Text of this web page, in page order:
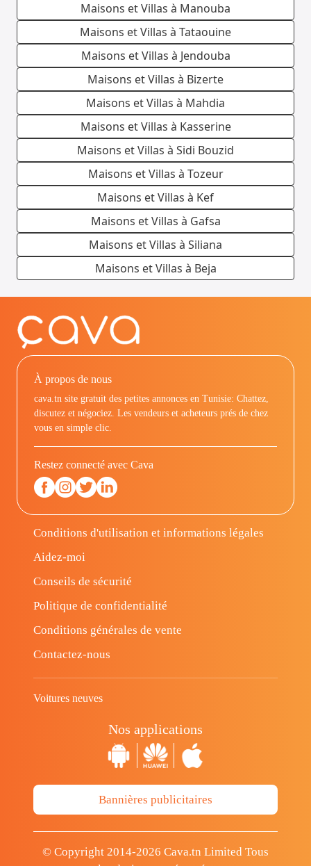
Maisons et Villas à Manouba
Maisons et Villas à Tataouine
Maisons et Villas à Jendouba
Maisons et Villas à Bizerte
Maisons et Villas à Mahdia
Maisons et Villas à Kasserine
Maisons et Villas à Sidi Bouzid
Maisons et Villas à Tozeur
Maisons et Villas à Kef
Maisons et Villas à Gafsa
Maisons et Villas à Siliana
Maisons et Villas à Beja
À propos de nous
cava.tn site gratuit des petites annonces en Tunisie: Chattez,
discutez et négociez. Les vendeurs et acheteurs prés de chez
vous en simple clic.
Restez connecté avec Cava
Conditions d'utilisation et informations légales
Aidez-moi
Conseils de sécurité
Politique de confidentialité
Conditions générales de vente
Contactez-nous
Voitures neuves
Nos applications
Bannières publicitaires
© Copyright 2014-2026 Cava.tn Limited Tous